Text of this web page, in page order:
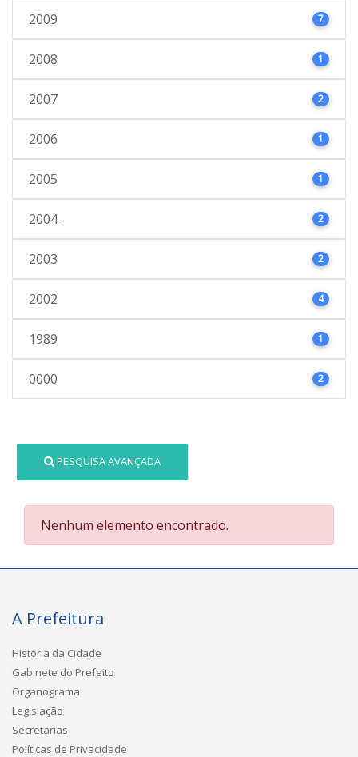
2009 7
2008 1
2007 2
2006 1
2005 1
2004 2
2003 2
2002 4
1989 1
0000 2
PESQUISA AVANÇADA
Nenhum elemento encontrado.
A Prefeitura
História da Cidade
Gabinete do Prefeito
Organograma
Legislação
Secretarias
Políticas de Privacidade